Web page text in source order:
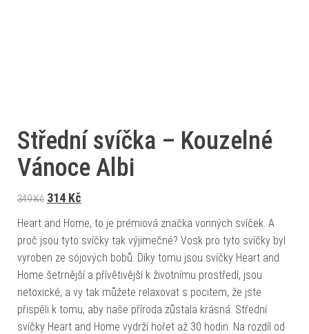
Střední svíčka – Kouzelné
Vánoce Albi
349Kč Původní cena byla: 349 Kč.
314 Kč
Heart and Home, to je prémiová značka vonných svíček. A
proč jsou tyto svíčky tak výjimečné? Vosk pro tyto svíčky byl
vyroben ze sójových bobů. Díky tomu jsou svíčky Heart and
Home šetrnější a přívětivější k životnímu prostředí, jsou
netoxické, a vy tak můžete relaxovat s pocitem, že jste
přispěli k tomu, aby naše příroda zůstala krásná. Střední
svíčky Heart and Home vydrží hořet až 30 hodin. Na rozdíl od